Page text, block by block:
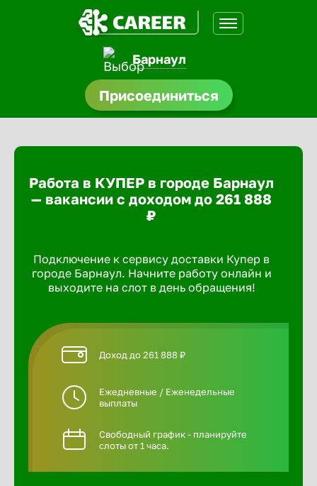
Барнаул
Присоединиться
Работа в КУПЕР в городе Барнаул
— вакансии с доходом до 261 888
₽
Подключение к сервису доставки Купер в
городе Барнаул. Начните работу онлайн и
выходите на слот в день обращения!
Доход до 261 888 ₽
Ежедневные / Еженедельные
выплаты
Свободный график - планируйте
слоты от 1 часа.